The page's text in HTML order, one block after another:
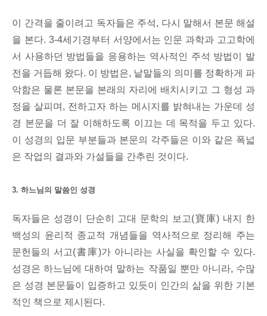
이 간격을 줄이려고 독자들은 주석, 다시 말해서 본문 해설
을 본다. 3-4세기경부터 서양에서는 인문 과학과 고고학에
서 사용하던 방법들을 응용하는 역사적인 주석 방법이 발
전을 거듭해 왔다. 이 방법은, 낱말들의 의미를 정확하게 파
악함은 물론 본문을 본래의 자리에 배치시키고 그 형성 과
정을 살피며, 전하고자 하는 메시지를 밝혀내는 가운데 성
경 본문을 더 잘 이해하도록 이끄는 데 목적을 두고 있다.
이 성경의 입문 부분들과 본문의 각주들은 이와 같은 폭넓
은 작업의 결과와 가설들을 간추린 것이다.
3. 하느님의 말씀인 성경
독자들은 성경이 단순히 고대 문학의 보고(寶庫) 내지 한
백성의 윤리적 종교적 개념들을 역사적으로 정리해 주는
문헌들의 서고(書庫)가 아니라는 사실을 확인할 수 있다.
성경은 하느님에 대하여 말하는 작품일 뿐만 아니라, 수많
은 성경 본문들이 입증하고 있듯이 인간의 삶을 위한 기본
적인 책으로 제시된다.